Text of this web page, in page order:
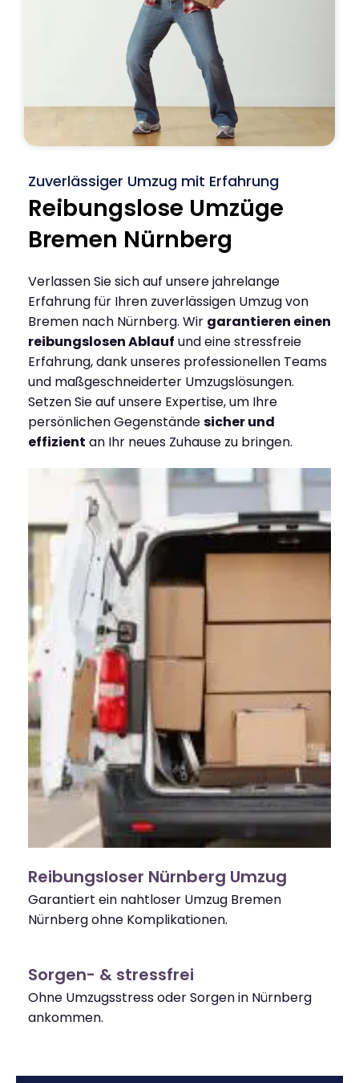
Zuverlässiger Umzug mit Erfahrung
Reibungslose Umzüge
Bremen Nürnberg
Verlassen Sie sich auf unsere jahrelange
Erfahrung für Ihren zuverlässigen Umzug von
Bremen nach Nürnberg. Wir garantieren einen
reibungslosen Ablauf und eine stressfreie
Erfahrung, dank unseres professionellen Teams
und maßgeschneiderter Umzugslösungen.
Setzen Sie auf unsere Expertise, um Ihre
persönlichen Gegenständesicher und
effizient an Ihr neues Zuhause zu bringen.
Reibungsloser Nürnberg Umzug
Garantiert ein nahtloser Umzug Bremen
Nürnberg ohne Komplikationen.
Sorgen- & stressfrei
Ohne Umzugsstress oder Sorgen in Nürnberg
ankommen.